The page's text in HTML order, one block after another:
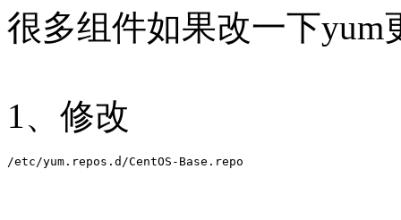
很多组件如果改一下
1、修改